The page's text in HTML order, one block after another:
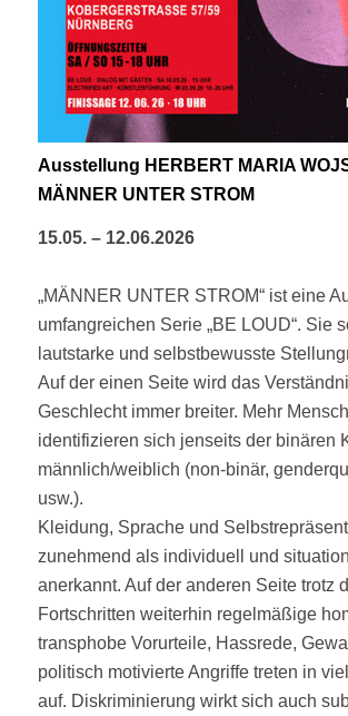
Ausstellung HERBERT MARIA
MÄNNER UNTER STROM
15.05. – 12.06.2026
„MÄNNER UNTER STROM“ ist eine
umfangreichen Serie „BE LOUD“. Sie
lautstarke und selbstbewusste
Auf der einen Seite wird das
Geschlecht immer breiter. Mehr
identifizieren sich jenseits der binären
männlich/weiblich (non-binär,
usw.).
Kleidung, Sprache und
zunehmend als individuell und
anerkannt. Auf der anderen Seite trotz
Fortschritten weiterhin regelmäßige
transphobe Vorurteile, Hassrede,
politisch motivierte Angriffe treten in
auf. Diskriminierung wirkt sich auch